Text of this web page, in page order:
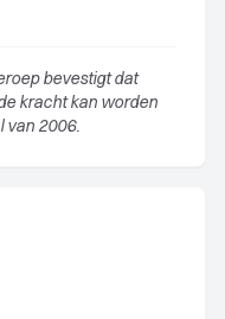
bevestigt dat
kracht kan worden
van 2006.